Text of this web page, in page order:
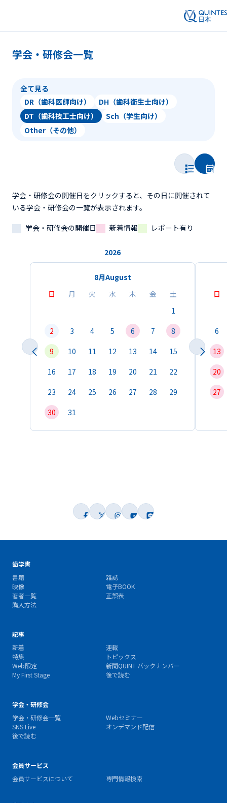
学会・研修会一覧
全て見る
DR（歯科医師向け）
DH（歯科衛生士向け）
DT（歯科技工士向け）
Sch（学生向け）
Other（その他）
学会・研修会の開催日をクリックすると、その日に開催されて
いる学会・研修会の一覧が表示されます。
学会・研修会の開催日
新着情報 レポート有り
2026
8月August
日
月 火 水 木 金
土
1
2
3 4 5 6 7
8
9
10 11 12 13 14
15
16
17 18 19 20 21
22
23
24 25 26 27 28
29
30
31
日
6
13
20
27
歯学書
書籍
雑誌
映像
電子BOOK
著者一覧
正誤表
購入方法
記事
新着
連載
特集
トピックス
Web限定
新聞QUINT バックナンバー
My First Stage
後で読む
学会・研修会
学会・研修会一覧
Webセミナー
SNS Live
オンデマンド配信
後で読む
会員サービス
会員サービスについて
専門情報検索